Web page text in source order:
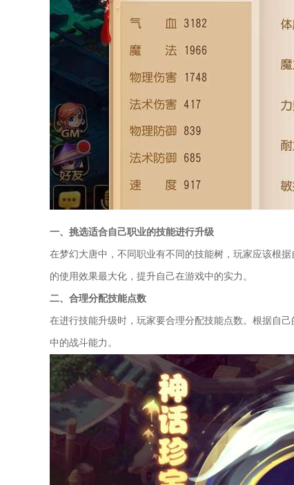
一、挑选适合自己职业的技能进行升级
在梦幻大唐中，不同职业有不同的技能树，玩家应该根
的使用效果最大化，提升自己在游戏中的实力。
二、合理分配技能点数
在进行技能升级时，玩家要合理分配技能点数。根据自
中的战斗能力。